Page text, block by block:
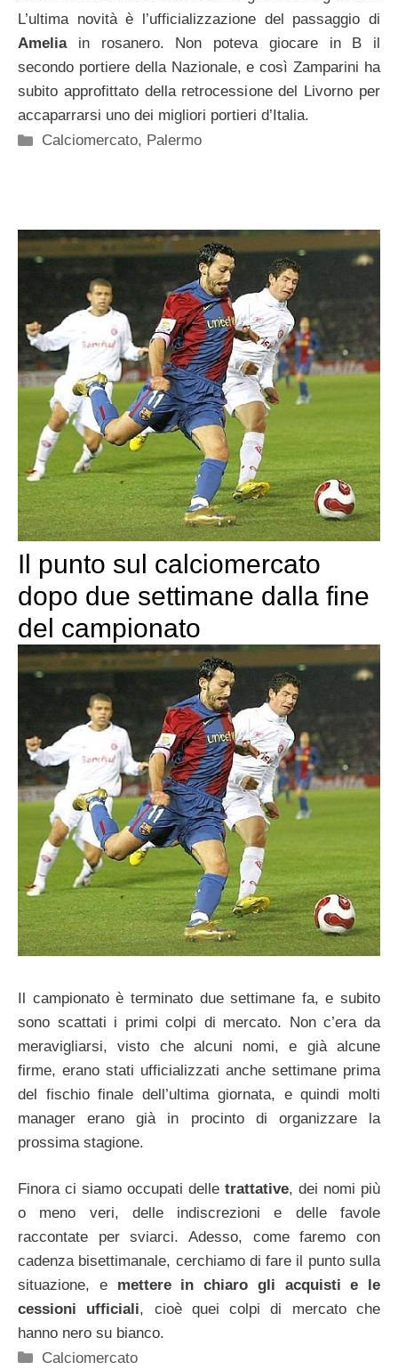
L’ultima novità è l’ufficializzazione del passaggio di
Amelia in rosanero. Non poteva giocare in B il
secondo portiere della Nazionale, e così Zamparini ha
subito approfittato della retrocessione del Livorno per
accaparrarsi uno dei migliori portieri d’Italia.
Categorie
Calciomercato, Palermo
Il punto sul calciomercato
dopo due settimane dalla fine
del campionato
Il campionato è terminato due settimane fa, e subito
sono scattati i primi colpi di mercato. Non c’era da
meravigliarsi, visto che alcuni nomi, e già alcune
firme, erano stati ufficializzati anche settimane prima
del fischio finale dell’ultima giornata, e quindi molti
manager erano già in procinto di organizzare la
prossima stagione.
Finora ci siamo occupati delle trattative, dei nomi più
o meno veri, delle indiscrezioni e delle favole
raccontate per sviarci. Adesso, come faremo con
cadenza bisettimanale, cerchiamo di fare il punto sulla
situazione, e mettere in chiaro gli acquisti e le
cessioni ufficiali, cioè quei colpi di mercato che
hanno nero su bianco.
Categorie
Calciomercato